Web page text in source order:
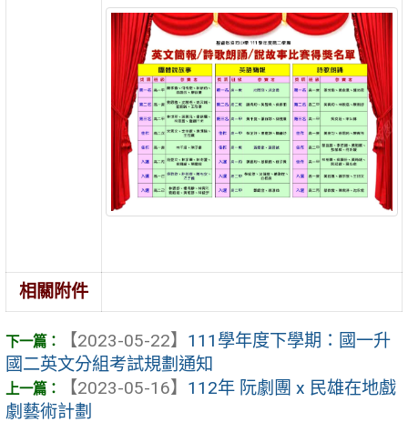
相關附件
【2023-05-22】 111學年度下學期：國一升
國二英文分組考試規劃通知
【2023-05-16】 112年 阮劇團 x 民雄在地戲
劇藝術計劃